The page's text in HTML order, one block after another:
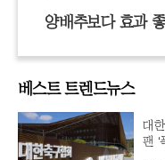
양배추보다 효과
베스트 트렌드뉴스
대
팬 ‘